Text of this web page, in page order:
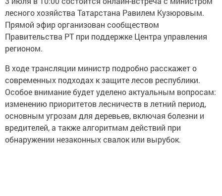
лесного хозяйства Татарстана Равилем Кузюровым.
Прямой эфир организован сообществом
Правительства РТ при поддержке Центра управления
регионом.
В ходе трансляции министр подробно расскажет о
современных подходах к защите лесов республики.
Особое внимание будет уделено актуальным вопросам:
изменению приоритетов лесничеств в летний период,
основным угрозам для деревьев, включая болезни и
вредителей, а также алгоритмам действий при
обнаружении незаконных свалок или вырубок.